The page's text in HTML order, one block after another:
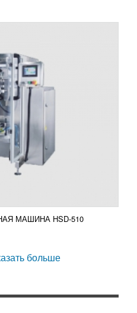
МАШИНА HSD-510
больше